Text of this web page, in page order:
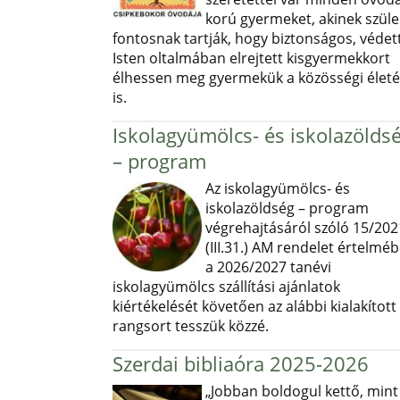
korú gyermeket, akinek
fontosnak tartják, hogy biztonságos,
Isten oltalmában elrejtett kisgyermekkort
élhessen meg gyermekük a közösségi
is.
Iskolagyümölcs- és
– program
Az iskolagyümölcs- és
iskolazöldség – program
végrehajtásáról szóló 15/
(III.31.) AM rendelet
a 2026/2027 tanévi
iskolagyümölcs szállítási ajánlatok
kiértékelését követően az alábbi kialakított
rangsort tesszük közzé.
Szerdai bibliaóra 2025-2026
„Jobban boldogul kettő, mint